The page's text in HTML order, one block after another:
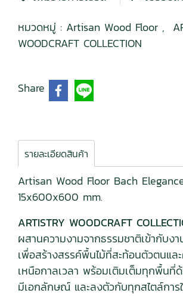
หมวดหมู่ : Artisan Wood Floor ,
WOODCRAFT COLLECTION
Share
รายละเอียดสินค้า
Artisan Wood Floor Bach
15x600x600 mm.
ARTISTRY WOODCRAFT
ผสานความงามจากธรรมชาติเข้ากับ
เพื่อสร้างสรรค์พื้นไม้ที่สะท้อนตัวตนแล
เหนือกาลเวลา พร้อมเติมเต็มทุกพื้นที่
มีเอกลักษณ์ และลงตัวกับทุกสไตล์การ